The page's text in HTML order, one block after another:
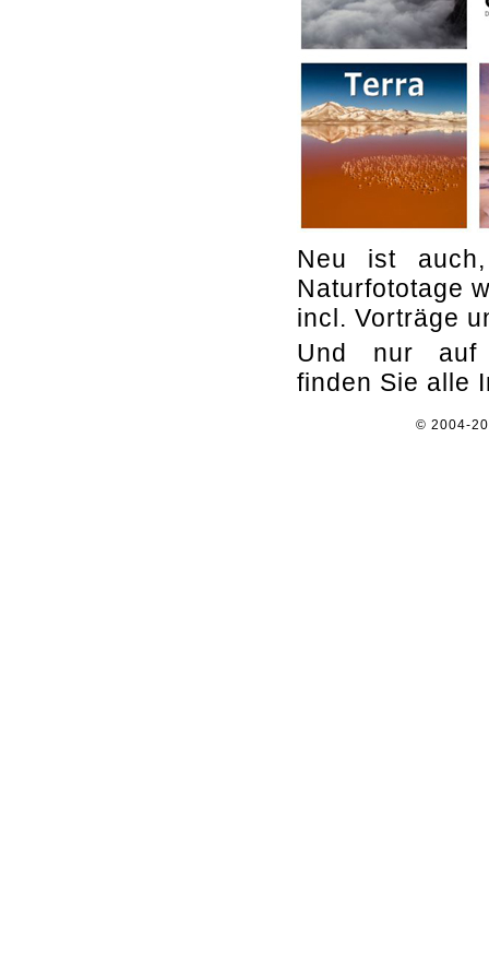
Neu ist
Naturfototage
incl. Vorträge
Und nur
finden Sie alle
© 2004-